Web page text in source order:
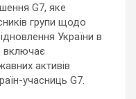
G7, яке
групи щодо
України в
включає
активів
учасниць G7.